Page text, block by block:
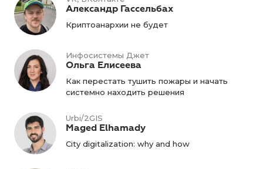
Александр Гассельбах
Криптоанархии не будет
Инфосистемы Джет
Ольга Елисеева
Как перестать тушить пожары и начать
системно находить решения
Urbi/2GIS
Maged Elhamady
City digitalization: why and how